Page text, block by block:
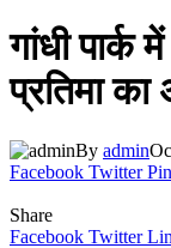
गांधी पार्क
प्रतिमा का
By admin
Facebook Twitter
Share
Facebook Twitter